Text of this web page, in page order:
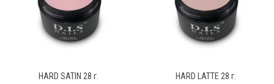
HARD SATIN 28 г. HARD LATTE 28 г.